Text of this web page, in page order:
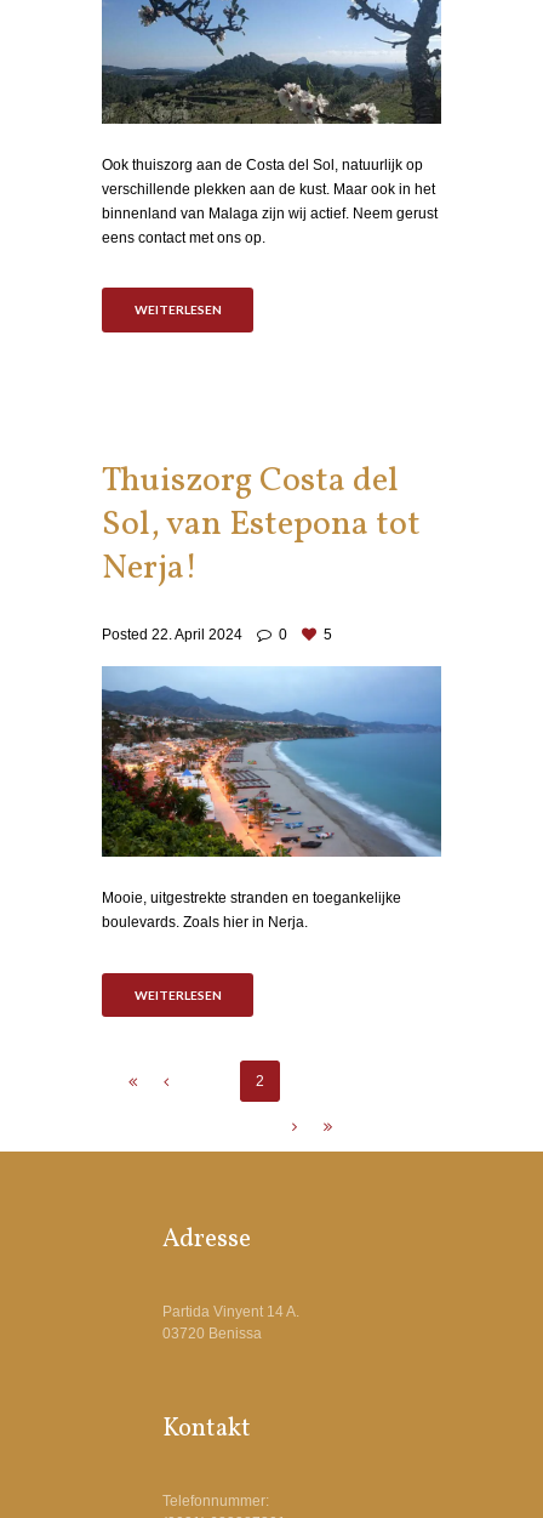
Ook thuiszorg aan de Costa del Sol, natuurlijk op
verschillende plekken aan de kust. Maar ook in het
binnenland van Malaga zijn wij actief. Neem gerust
eens contact met ons op.
WEITERLESEN
Thuiszorg Costa del
Sol, van Estepona tot
Nerja!
Posted 22. April 2024 0 5
Mooie, uitgestrekte stranden en toegankelijke
boulevards. Zoals hier in Nerja.
WEITERLESEN
2
Adresse
Partida Vinyent 14 A.
03720 Benissa
Kontakt
Telefonnummer: